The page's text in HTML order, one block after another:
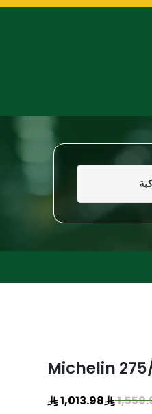
Michelin 275/
1,013.98